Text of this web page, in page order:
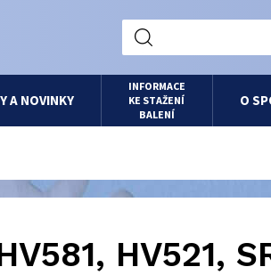
A NOVINKY
INFORMACE
KE STAŽENÍ
BALENÍ
O
HV521,